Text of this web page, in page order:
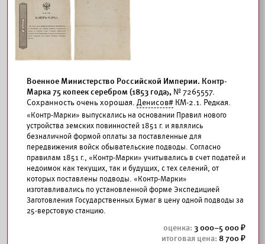
Военное Министерство Российской Империи. Контр-
Марка 75 копеек серебром (1853 года), № 7265557.
Сохранность очень хорошая. Денисов# КМ-2.1. Редкая.
«Контр-Марки» выпускались на основании Правил нового
устройства земских повинностей 1851 г. и являлись
безналичной формой оплаты за поставленные для
передвижения войск обывательские подводы. Согласно
правилам 1851 г., «Контр-Марки» учитывались в счет податей и
недоимок как текущих, так и будущих, с тех селений, от
которых поставлены подводы. «Контр-Марки»
изготавливались по установленной форме Экспедицией
Заготовления Государственных Бумаг в цену одной подводы за
25-верстовую станцию.
3 000–5 000
8 700